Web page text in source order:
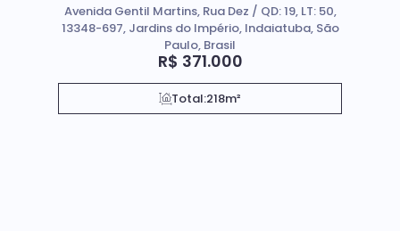
R$ 371.000
Avenida Gentil Martins, Rua Dez / QD: 19, LT: 50,
13348-697, Jardins do Império, Indaiatuba, São
Paulo, Brasil
Total:218m²